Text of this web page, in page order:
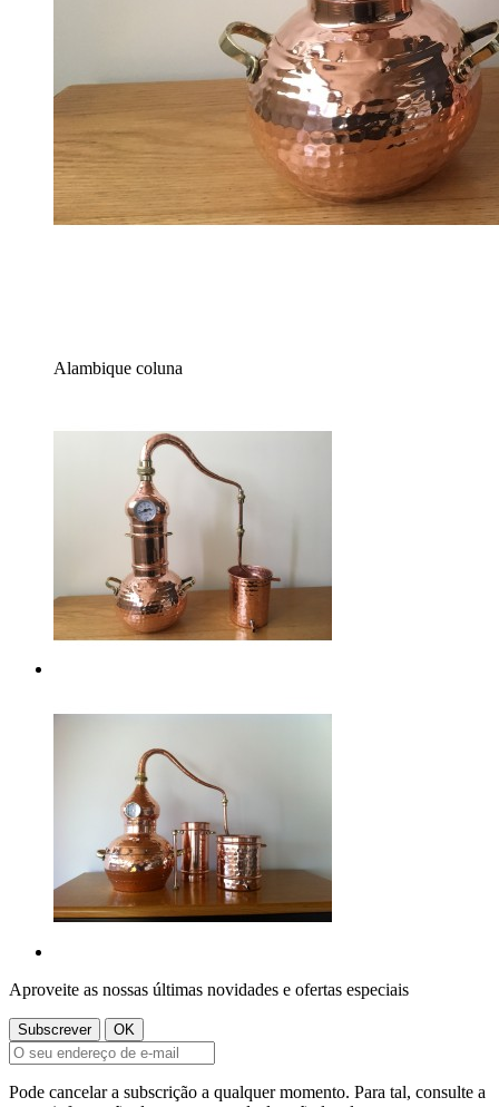
Alambique coluna
Aproveite as nossas últimas novidades e ofertas especiais
Pode cancelar a subscrição a qualquer momento. Para tal, consulte a